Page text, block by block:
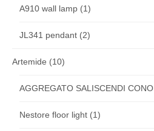
A910 wall lamp (1)
JL341 pendant (2)
Artemide (10)
AGGREGATO SALISCENDI CONO
Nestore floor light (1)